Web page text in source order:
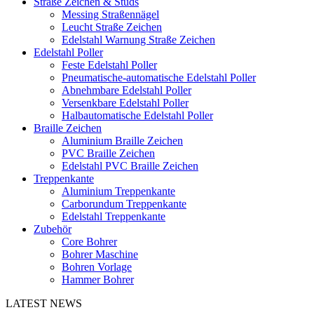
Messing Straßennägel
Leucht Straße Zeichen
Edelstahl Warnung Straße Zeichen
Edelstahl Poller
Feste Edelstahl Poller
Pneumatische-automatische Edelstahl Poller
Abnehmbare Edelstahl Poller
Versenkbare Edelstahl Poller
Halbautomatische Edelstahl Poller
Braille Zeichen
Aluminium Braille Zeichen
PVC Braille Zeichen
Edelstahl PVC Braille Zeichen
Treppenkante
Aluminium Treppenkante
Carborundum Treppenkante
Edelstahl Treppenkante
Zubehör
Core Bohrer
Bohrer Maschine
Bohren Vorlage
Hammer Bohrer
LATEST NEWS